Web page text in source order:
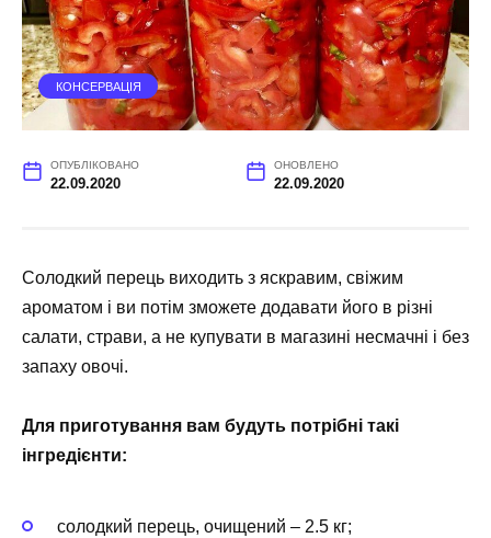
КОНСЕРВАЦІЯ
ОПУБЛІКОВАНО
22.09.2020
ОНОВЛЕНО
22.09.2020
Солодкий перець виходить з яскравим, свіжим
ароматом і ви потім зможете додавати його в різні
салати, страви, а не купувати в магазині несмачні і без
запаху овочі.
Для приготування вам будуть потрібні такі
інгредієнти:
солодкий перець, очищений – 2.5 кг;